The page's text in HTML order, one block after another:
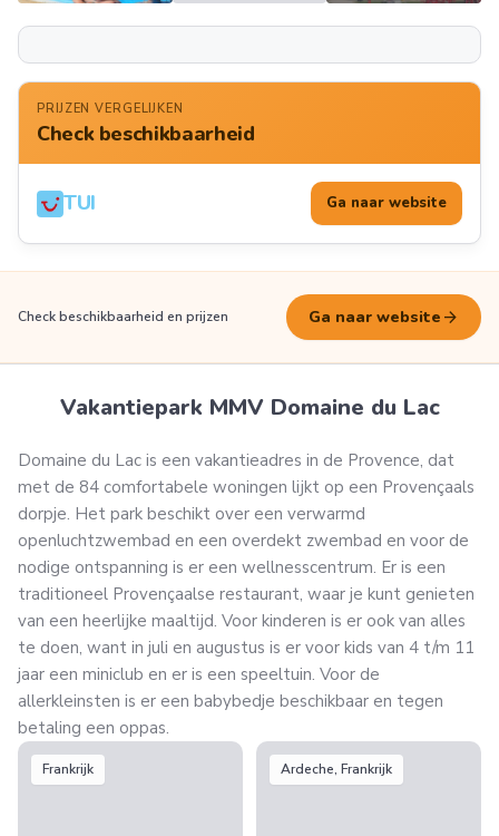
Meer
FOTO'S
PRIJZEN VERGELIJKEN
Check beschikbaarheid
TUI Ga naar website
Check beschikbaarheid en prijzen Ga naar website arrow_forward
Vakantiepark MMV Domaine du Lac
Domaine du Lac is een vakantieadres in de Provence, dat
met de 84 comfortabele woningen lijkt op een Provençaals
dorpje. Het park beschikt over een verwarmd
openluchtzwembad en een overdekt zwembad en voor de
nodige ontspanning is er een wellnesscentrum. Er is een
traditioneel Provençaalse restaurant, waar je kunt genieten
van een heerlijke maaltijd. Voor kinderen is er ook van alles
te doen, want in juli en augustus is er voor kids van 4 t/m 11
jaar een miniclub en er is een speeltuin. Voor de
allerkleinsten is er een babybedje beschikbaar en tegen
betaling een oppas.
Frankrijk Ardeche, Frankrijk